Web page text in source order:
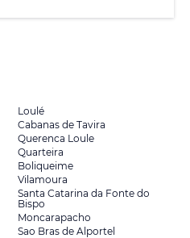
Loulé
Cabanas de Tavira
Querenca Loule
Quarteira
Boliqueime
Vilamoura
Santa Catarina da Fonte do
Bispo
Moncarapacho
Sao Bras de Alportel